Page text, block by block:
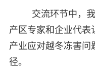
交流环节中，我
产区专家和企业代表
产业应对越冬冻害问
径。